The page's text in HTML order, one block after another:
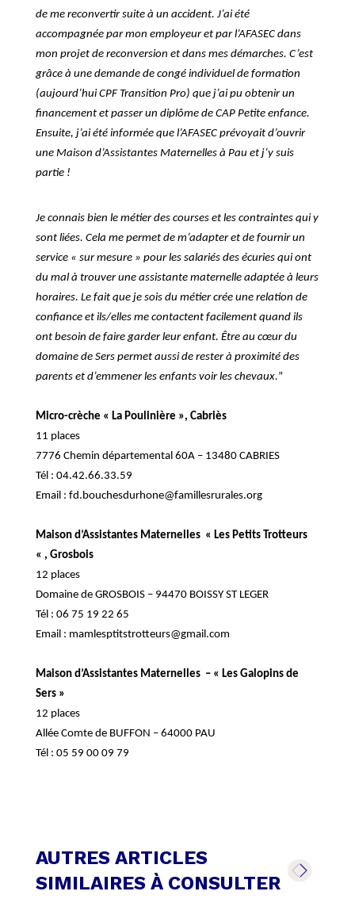
de me reconvertir suite à un accident. J’ai été
accompagnée par mon employeur et par l’AFASEC dans
mon projet de reconversion et dans mes démarches. C’est
grâce à une demande de congé individuel de formation
(aujourd’hui CPF Transition Pro) que j’ai pu obtenir un
financement et passer un diplôme de CAP Petite enfance.
Ensuite, j’ai été informée que l’AFASEC prévoyait d’ouvrir
une Maison d’Assistantes Maternelles à Pau et j’y suis
partie !
Je connais bien le métier des courses et les contraintes qui y
sont liées. Cela me permet de m’adapter et de fournir un
service « sur mesure » pour les salariés des écuries qui ont
du mal à trouver une assistante maternelle adaptée à leurs
horaires. Le fait que je sois du métier crée une relation de
confiance et ils/elles me contactent facilement quand ils
ont besoin de faire garder leur enfant. Être au cœur du
domaine de Sers permet aussi de rester à proximité des
parents et d’emmener les enfants voir les chevaux.”
Micro-crèche « La Poulinière », Cabriès
11 places
7776 Chemin départemental 60A – 13480 CABRIES
Tél : 04.42.66.33.59
Email : fd.bouchesdurhone@famillesrurales.org
Maison d’Assistantes Maternelles « Les Petits Trotteurs
« , Grosbois
12 places
Domaine de GROSBOIS – 94470 BOISSY ST LEGER
Tél : 06 75 19 22 65
Email : mamlesptitstrotteurs@gmail.com
Maison d’Assistantes Maternelles – « Les Galopins de
Sers »
12 places
Allée Comte de BUFFON – 64000 PAU
Tél : 05 59 00 09 79
AUTRES ARTICLES
SIMILAIRES À CONSULTER